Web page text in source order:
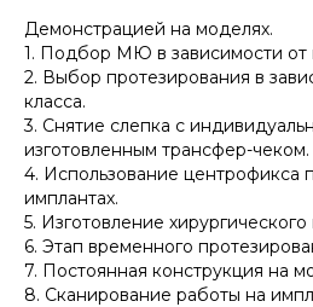
Демонстрацией на моделях.
1. Подбор МЮ в зависимости от
2. Выбор протезирования в
класса.
3. Снятие слепка с
изготовленным трансфер-чеком.
4. Использование центрофикса
имплантах.
5. Изготовление
6. Этап временного
7. Постоянная конструкция на
8. Сканирование работы на